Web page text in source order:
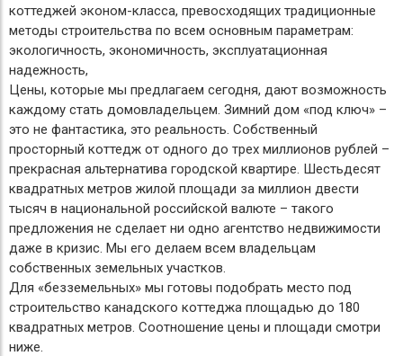
коттеджей эконом-класса, превосходящих традиционные
методы строительства по всем основным параметрам:
экологичность, экономичность, эксплуатационная
надежность,
Цены, которые мы предлагаем сегодня, дают возможность
каждому стать домовладельцем. Зимний дом «под ключ» –
это не фантастика, это реальность. Собственный
просторный коттедж от одного до трех миллионов рублей –
прекрасная альтернатива городской квартире. Шестьдесят
квадратных метров жилой площади за миллион двести
тысяч в национальной российской валюте – такого
предложения не сделает ни одно агентство недвижимости
даже в кризис. Мы его делаем всем владельцам
собственных земельных участков.
Для «безземельных» мы готовы подобрать место под
строительство канадского коттеджа площадью до 180
квадратных метров. Соотношение цены и площади смотри
ниже.